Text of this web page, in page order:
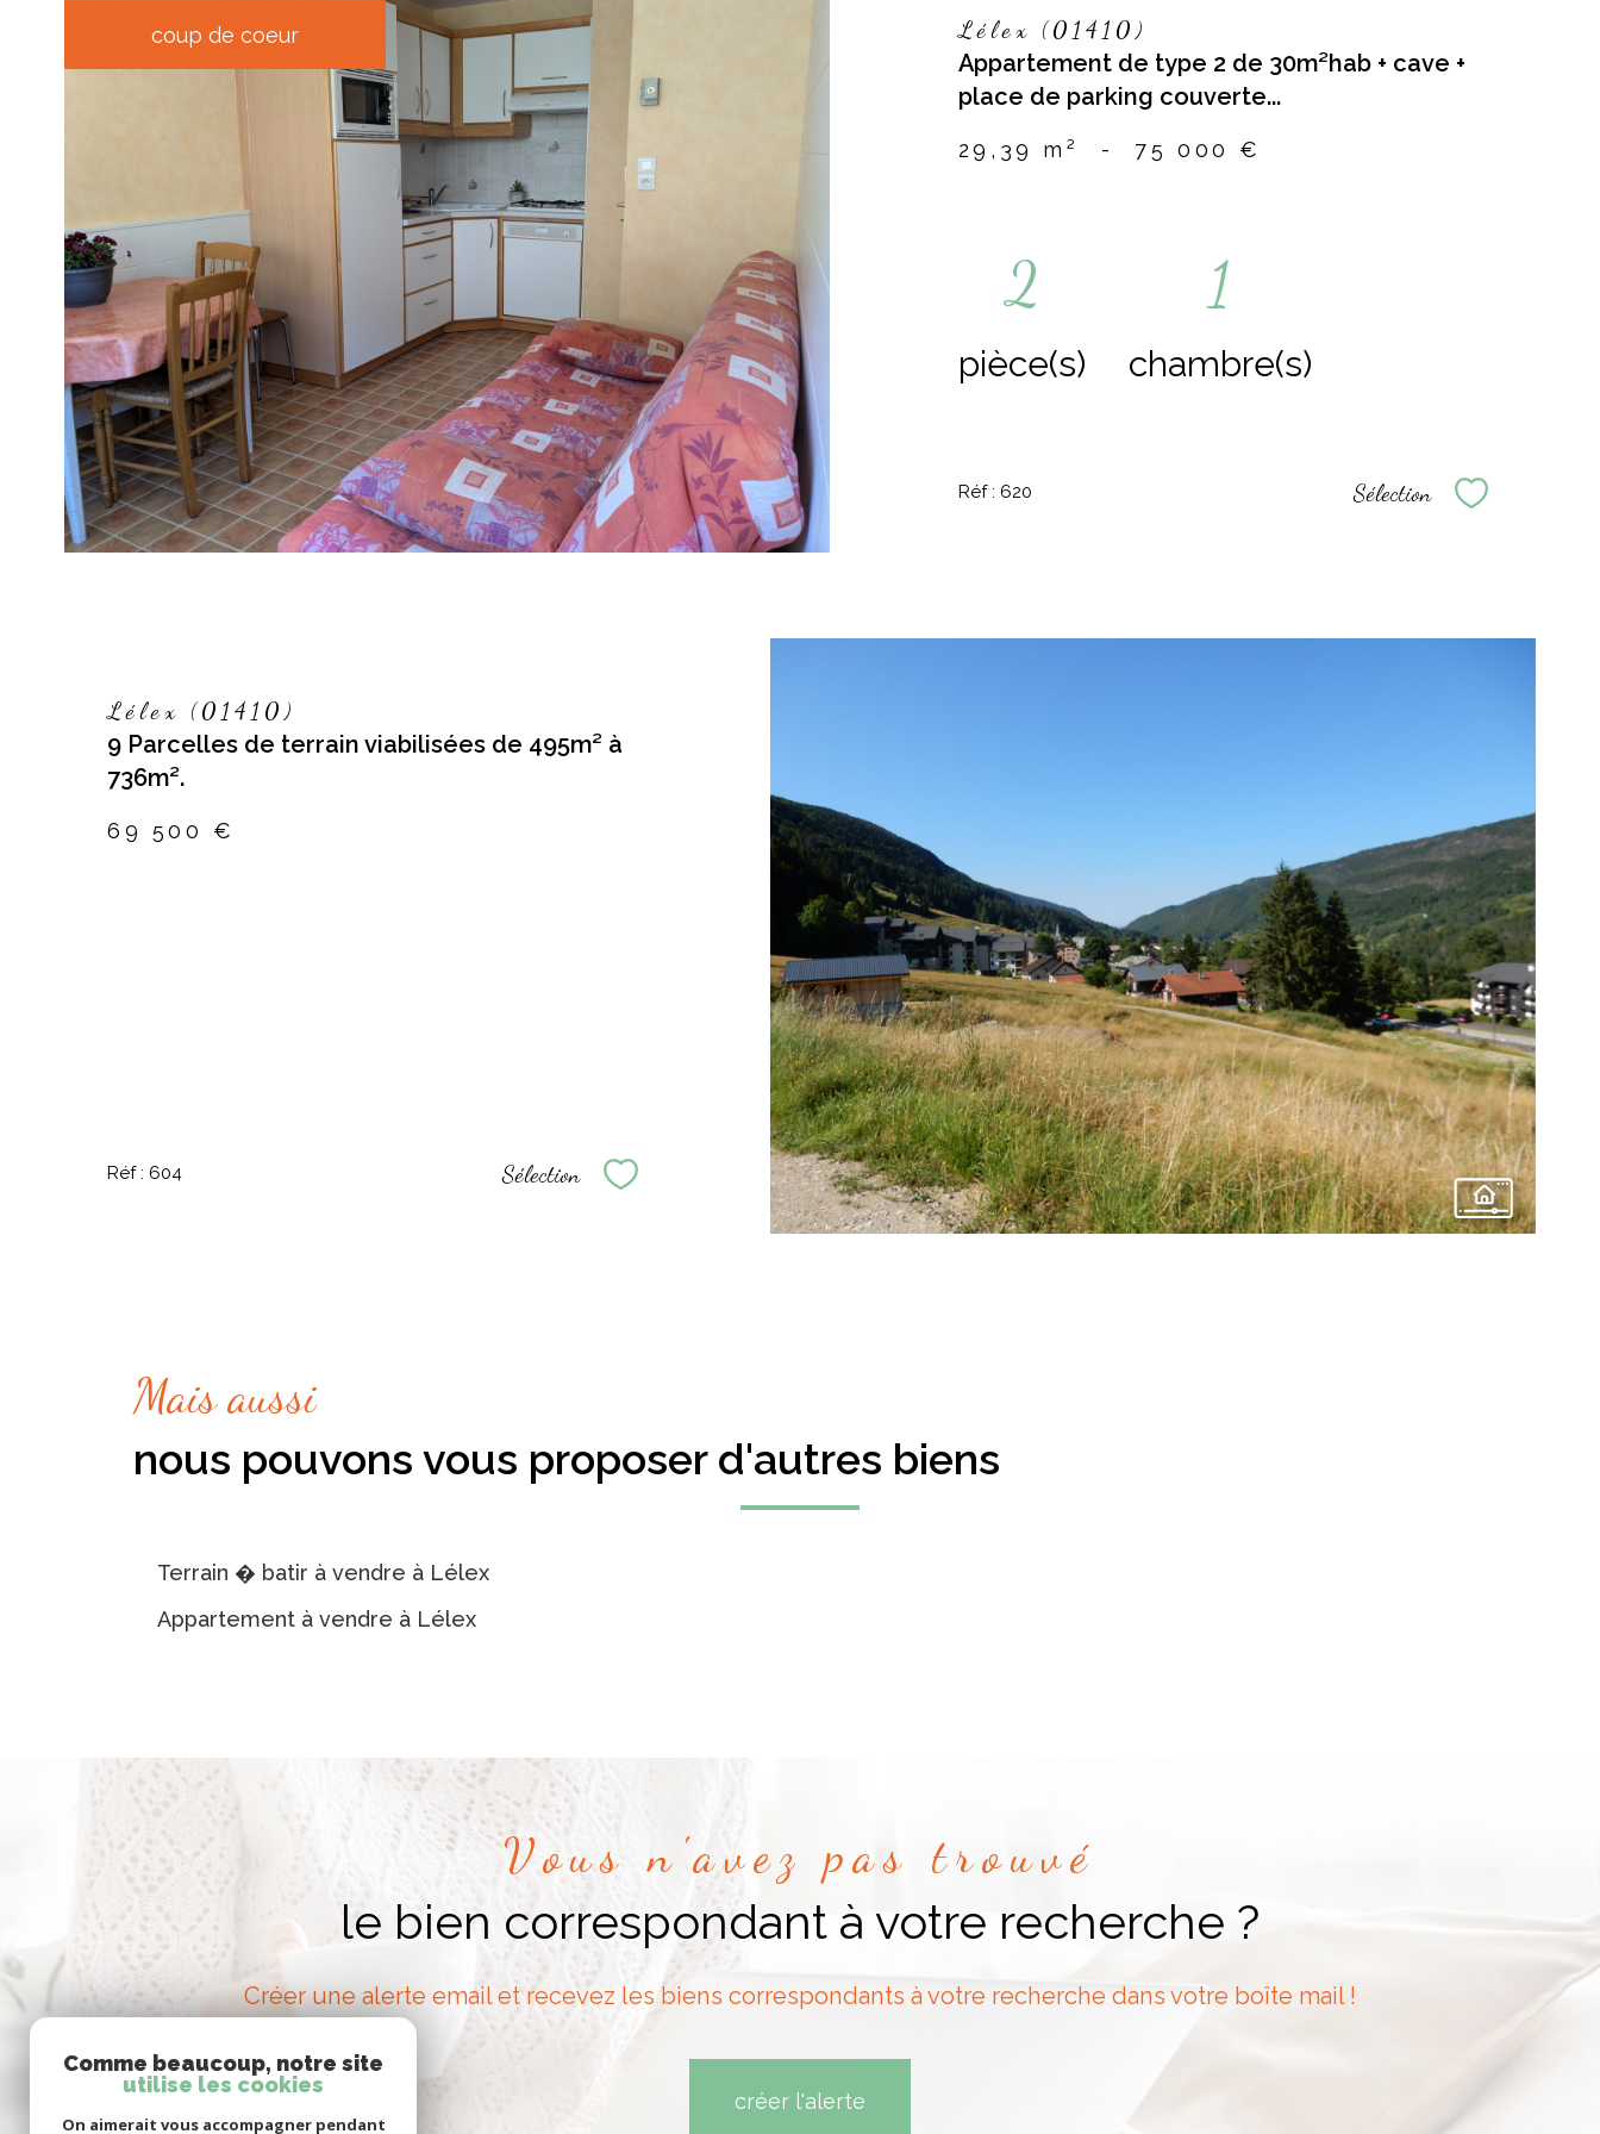
coup de coeur
voir le
bien
Lélex (01410)
Appartement de type 2 de 30m²hab + cave +
place de parking couverte...
29,39 m² - 75 000 €
2
pièce(s)
1
chambre(s)
Réf : 620 Sélection
voir le
bien
Lélex (01410)
9 Parcelles de terrain viabilisées de 495m² à
736m².
69 500 €
Réf : 604 Sélection Sélectionner
Mais aussi
nous pouvons vous proposer d'autres biens
Terrain � batir à vendre à Lélex
Appartement à vendre à Lélex
Vous n'avez pas trouvé
le bien correspondant à votre recherche ?
Créer une alerte email et recevez les biens correspondants à votre recherche dans votre boîte mail !
créer l'alerte
Comme beaucoup, notre site
utilise les cookies
On aimerait vous accompagner pendant